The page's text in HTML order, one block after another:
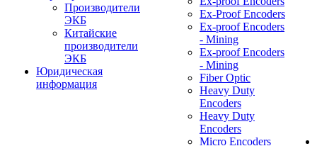
Производители
ЭКБ
Китайские
производители
ЭКБ
Юридическая
информация
Ex-Proof Encoders
Ex-proof Encoders
- Mining
Ex-proof Encoders
- Mining
Fiber Optic
Heavy Duty
Encoders
Heavy Duty
Encoders
Micro Encoders